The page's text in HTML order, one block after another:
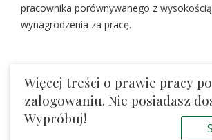
pracownika porównywanego z
wynagrodzenia za pracę.
Więcej treści o prawie pracy po
zalogowaniu. Nie posiadasz
Wypróbuj!